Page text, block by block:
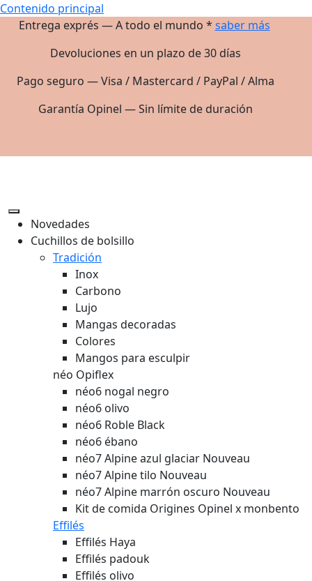
Contenido principal
Entrega exprés — A todo el mundo * saber más
Devoluciones en un plazo de 30 días
Pago seguro — Visa / Mastercard / PayPal / Alma
Garantía Opinel — Sin límite de duración
Novedades
Cuchillos de bolsillo
Tradición
Inox
Carbono
Lujo
Mangas decoradas
Colores
Mangos para esculpir
néo Opiflex
néo6 nogal negro
néo6 olivo
néo6 Roble Black
néo6 ébano
néo7 Alpine azul glaciar Nouveau
néo7 Alpine tilo Nouveau
néo7 Alpine marrón oscuro Nouveau
Kit de comida Origines Opinel x monbento
Effilés
Effilés Haya
Effilés padouk
Effilés olivo